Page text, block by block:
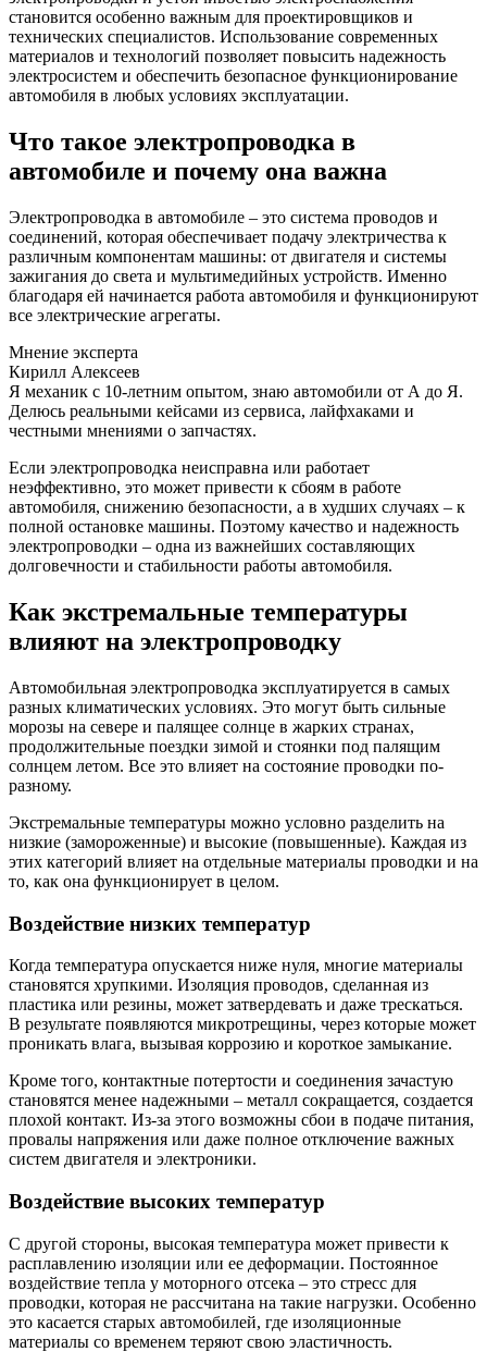
становится особенно важным для проектировщиков и
технических специалистов. Использование современных
материалов и технологий позволяет повысить надежность
электросистем и обеспечить безопасное функционирование
автомобиля в любых условиях эксплуатации.
Что такое электропроводка в
автомобиле и почему она важна
Электропроводка в автомобиле – это система проводов и
соединений, которая обеспечивает подачу электричества к
различным компонентам машины: от двигателя и системы
зажигания до света и мультимедийных устройств. Именно
благодаря ей начинается работа автомобиля и функционируют
все электрические агрегаты.
Мнение эксперта
Кирилл Алексеев
Я механик с 10-летним опытом, знаю автомобили от А до Я.
Делюсь реальными кейсами из сервиса, лайфхаками и
честными мнениями о запчастях.
Если электропроводка неисправна или работает
неэффективно, это может привести к сбоям в работе
автомобиля, снижению безопасности, а в худших случаях – к
полной остановке машины. Поэтому качество и надежность
электропроводки – одна из важнейших составляющих
долговечности и стабильности работы автомобиля.
Как экстремальные температуры
влияют на электропроводку
Автомобильная электропроводка эксплуатируется в самых
разных климатических условиях. Это могут быть сильные
морозы на севере и палящее солнце в жарких странах,
продолжительные поездки зимой и стоянки под палящим
солнцем летом. Все это влияет на состояние проводки по-
разному.
Экстремальные температуры можно условно разделить на
низкие (замороженные) и высокие (повышенные). Каждая из
этих категорий влияет на отдельные материалы проводки и на
то, как она функционирует в целом.
Воздействие низких температур
Когда температура опускается ниже нуля, многие материалы
становятся хрупкими. Изоляция проводов, сделанная из
пластика или резины, может затвердевать и даже трескаться.
В результате появляются микротрещины, через которые может
проникать влага, вызывая коррозию и короткое замыкание.
Кроме того, контактные потертости и соединения зачастую
становятся менее надежными – металл сокращается, создается
плохой контакт. Из-за этого возможны сбои в подаче питания,
провалы напряжения или даже полное отключение важных
систем двигателя и электроники.
Воздействие высоких температур
С другой стороны, высокая температура может привести к
расплавлению изоляции или ее деформации. Постоянное
воздействие тепла у моторного отсека – это стресс для
проводки, которая не рассчитана на такие нагрузки. Особенно
это касается старых автомобилей, где изоляционные
материалы со временем теряют свою эластичность.